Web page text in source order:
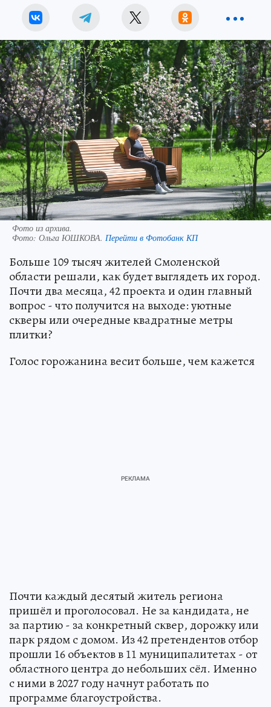
Фото из архива.
Фото: Ольга ЮШКОВА. Перейти в Фотобанк КП
Больше 109 тысяч жителей Смоленской
области решали, как будет выглядеть их город.
Почти два месяца, 42 проекта и один главный
вопрос - что получится на выходе: уютные
скверы или очередные квадратные метры
плитки?
Голос горожанина весит больше, чем кажется
Почти каждый десятый житель региона
пришёл и проголосовал. Не за кандидата, не
за партию - за конкретный сквер, дорожку или
парк рядом с домом. Из 42 претендентов отбор
прошли 16 объектов в 11 муниципалитетах - от
областного центра до небольших сёл. Именно
с ними в 2027 году начнут работать по
программе благоустройства.